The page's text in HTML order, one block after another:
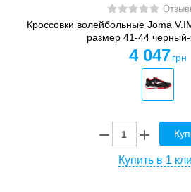
Кроссовки волейбольные Joma
размер 41-44
4 047 грн
Купить в 1